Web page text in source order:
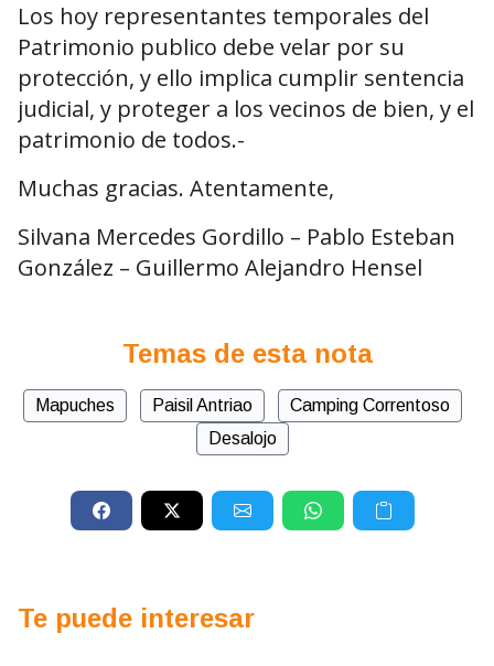
Los hoy representantes temporales del
Patrimonio publico debe velar por su
protección, y ello implica cumplir sentencia
judicial, y proteger a los vecinos de bien, y el
patrimonio de todos.-
Muchas gracias. Atentamente,
Silvana Mercedes Gordillo – Pablo Esteban
González – Guillermo Alejandro Hensel
Temas de esta nota
Mapuches Paisil Antriao
Camping Correntoso
Desalojo
Te puede interesar